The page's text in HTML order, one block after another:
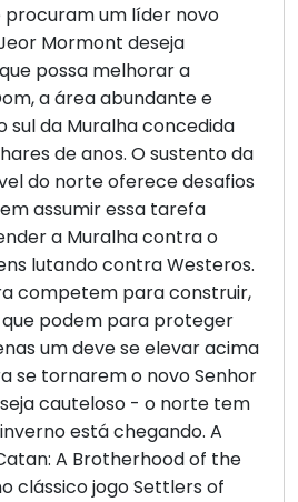
procuram um líder novo
Mormont deseja
possa melhorar a
a área abundante e
sul da Muralha concedida
de anos. O sustento da
do norte oferece desafios
assumir essa tarefa
a Muralha contra o
lutando contra Westeros.
competem para construir,
podem para proteger
um deve se elevar acima
se tornarem o novo Senhor
cauteloso - o norte tem
está chegando. A
A Brotherhood of the
clássico jogo Settlers of